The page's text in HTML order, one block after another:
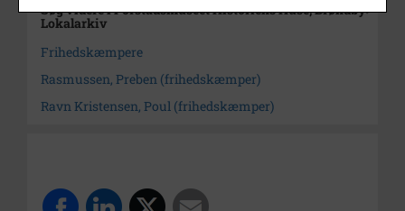
Søg videre i Forstadsmuseet Historiens Huse, Brøndby
Lokalarkiv
Frihedskæmpere
Rasmussen, Preben (frihedskæmper)
Ravn Kristensen, Poul (frihedskæmper)